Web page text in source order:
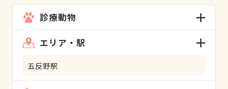
診療動物
エリア・駅
五反野駅